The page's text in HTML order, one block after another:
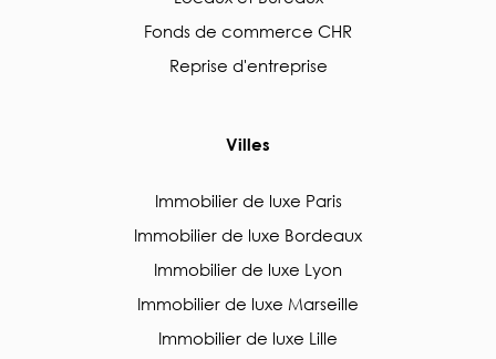
Fonds de commerce CHR
Reprise d'entreprise
Villes
Immobilier de luxe Paris
Immobilier de luxe Bordeaux
Immobilier de luxe Lyon
Immobilier de luxe Marseille
Immobilier de luxe Lille